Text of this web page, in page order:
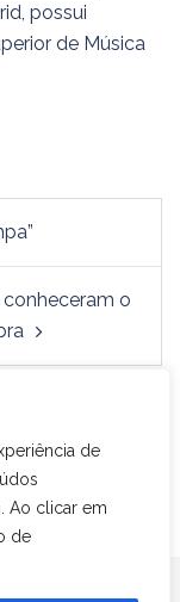
de
Ao clicar em
de
possui
de Música
o
Eng.º Luiz